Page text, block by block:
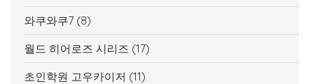
와쿠와쿠7 (8)
월드 히어로즈 시리즈 (17)
초인학원 고우카이저 (11)